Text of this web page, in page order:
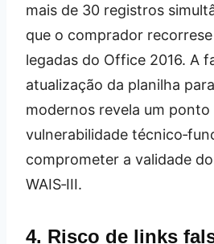
mais de 30 registros
que o comprador
legadas do Office 2016. A
atualização da planilha
modernos revela um ponto
vulnerabilidade
comprometer a validade
WAIS‑III.
4. Risco de links